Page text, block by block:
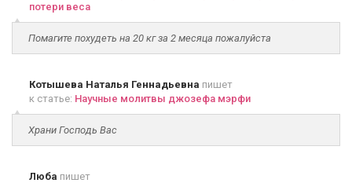
потери веса
Помагите похудеть на 20 кг за 2 месяца пожалуйста
Котышева Наталья Геннадьевна пишет
к статье: Научные молитвы джозефа мэрфи
Храни Господь Вас
Люба пишет